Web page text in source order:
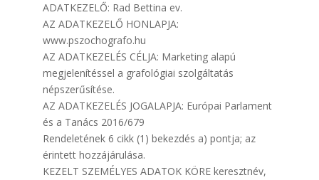
ADATKEZELŐ: Rad Bettina ev.
AZ ADATKEZELŐ HONLAPJA:
www.pszochografo.hu
AZ ADATKEZELÉS CÉLJA: Marketing alapú
megjelenítéssel a grafológiai szolgáltatás
népszerűsítése.
AZ ADATKEZELÉS JOGALAPJA: Európai Parlament
és a Tanács 2016/679
Rendeletének 6 cikk (1) bekezdés a) pontja; az
érintett hozzájárulása.
KEZELT SZEMÉLYES ADATOK KÖRE keresztnév,